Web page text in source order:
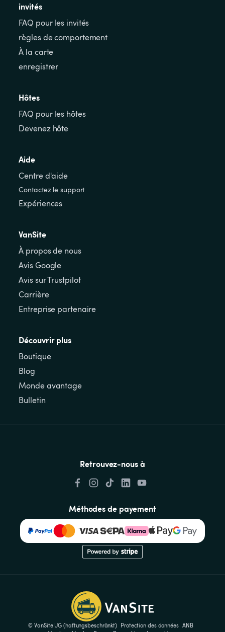
invités
FAQ pour les invités
règles de comportement
À la carte
enregistrer
Hôtes
FAQ pour les hôtes
Devenez hôte
Aide
Centre d'aide
Contactez le support
Expériences
VanSite
À propos de nous
Avis Google
Avis sur Trustpilot
Carrière
Entreprise partenaire
Découvrir plus
Boutique
Blog
Monde avantage
Bulletin
Retrouvez-nous à
Méthodes de payement
© VanSite UG (haftungsbeschränkt) Protection des données ANB